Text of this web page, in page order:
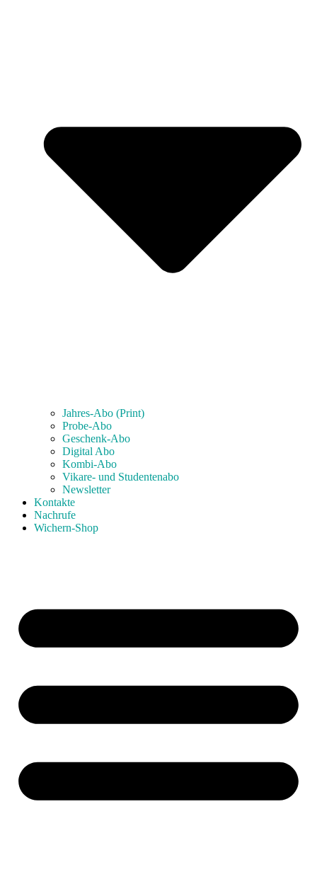
Jahres-Abo (Print)
Probe-Abo
Geschenk-Abo
Digital Abo
Kombi-Abo
Vikare- und Studentenabo
Newsletter
Kontakte
Nachrufe
Wichern-Shop